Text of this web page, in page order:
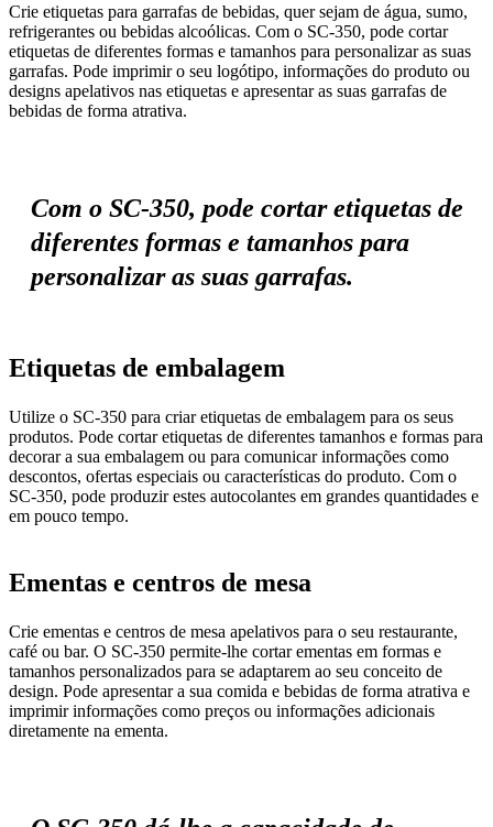
Crie etiquetas para garrafas de bebidas, quer sejam de água, sumo,
refrigerantes ou bebidas alcoólicas. Com o SC-350, pode cortar
etiquetas de diferentes formas e tamanhos para personalizar as suas
garrafas. Pode imprimir o seu logótipo, informações do produto ou
designs apelativos nas etiquetas e apresentar as suas garrafas de
bebidas de forma atrativa.
Com o SC-350, pode cortar etiquetas de
diferentes formas e tamanhos para
personalizar as suas garrafas.
Etiquetas de embalagem
Utilize o SC-350 para criar etiquetas de embalagem para os seus
produtos. Pode cortar etiquetas de diferentes tamanhos e formas para
decorar a sua embalagem ou para comunicar informações como
descontos, ofertas especiais ou características do produto. Com o
SC-350, pode produzir estes autocolantes em grandes quantidades e
em pouco tempo.
Ementas e centros de mesa
Crie ementas e centros de mesa apelativos para o seu restaurante,
café ou bar. O SC-350 permite-lhe cortar ementas em formas e
tamanhos personalizados para se adaptarem ao seu conceito de
design. Pode apresentar a sua comida e bebidas de forma atrativa e
imprimir informações como preços ou informações adicionais
diretamente na ementa.